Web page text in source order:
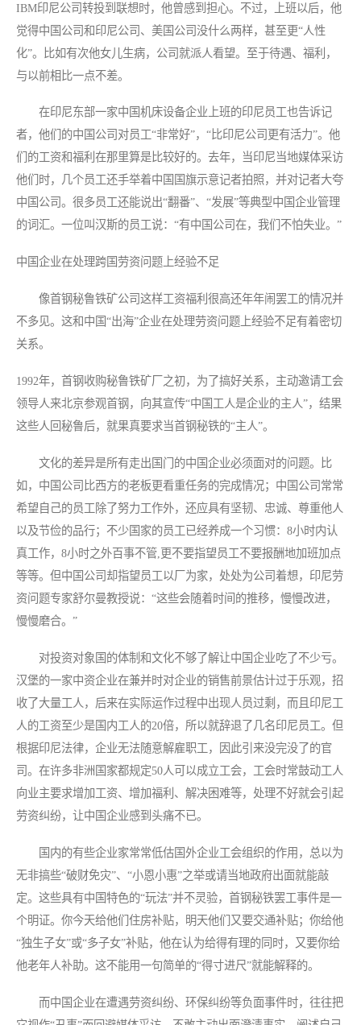
IBM印尼公司转投到联想时，他曾感到担心。不过，上班以后，他
觉得中国公司和印尼公司、美国公司没什么两样，甚至更“人性
化”。比如有次他女儿生病，公司就派人看望。至于待遇、福利，
与以前相比一点不差。
在印尼东部一家中国机床设备企业上班的印尼员工也告诉记
者，他们的中国公司对员工“非常好”，“比印尼公司更有活力”。他
们的工资和福利在那里算是比较好的。去年，当印尼当地媒体采访
他们时，几个员工还手举着中国国旗示意记者拍照，并对记者大夸
中国公司。很多员工还能说出“翻番”、“发展”等典型中国企业管理
的词汇。一位叫汉斯的员工说：“有中国公司在，我们不怕失业。”
中国企业在处理跨国劳资问题上经验不足
像首钢秘鲁铁矿公司这样工资福利很高还年年闹罢工的情况并
不多见。这和中国“出海”企业在处理劳资问题上经验不足有着密切
关系。
1992年，首钢收购秘鲁铁矿厂之初，为了搞好关系，主动邀请工会
领导人来北京参观首钢，向其宣传“中国工人是企业的主人”，结果
这些人回秘鲁后，就果真要求当首钢秘铁的“主人”。
文化的差异是所有走出国门的中国企业必须面对的问题。比
如，中国公司比西方的老板更看重任务的完成情况；中国公司常常
希望自己的员工除了努力工作外，还应具有坚韧、忠诚、尊重他人
以及节俭的品行；不少国家的员工已经养成一个习惯：8小时内认
真工作，8小时之外百事不管,更不要指望员工不要报酬地加班加点
等等。但中国公司却指望员工以厂为家，处处为公司着想，印尼劳
资问题专家舒尔曼教授说：“这些会随着时间的推移，慢慢改进，
慢慢磨合。”
对投资对象国的体制和文化不够了解让中国企业吃了不少亏。
汉堡的一家中资企业在兼并时对企业的销售前景估计过于乐观，招
收了大量工人，后来在实际运作过程中出现人员过剩，而且印尼工
人的工资至少是国内工人的20倍，所以就辞退了几名印尼员工。但
根据印尼法律，企业无法随意解雇职工，因此引来没完没了的官
司。在许多非洲国家都规定50人可以成立工会，工会时常鼓动工人
向业主要求增加工资、增加福利、解决困难等，处理不好就会引起
劳资纠纷，让中国企业感到头痛不已。
国内的有些企业家常常低估国外企业工会组织的作用，总以为
无非搞些“破财免灾”、“小恩小惠”之举或请当地政府出面就能敲
定。这些具有中国特色的“玩法”并不灵验，首钢秘铁罢工事件是一
个明证。你今天给他们住房补贴，明天他们又要交通补贴；你给他
“独生子女”或“多子女”补贴，他在认为给得有理的同时，又要你给
他老年人补助。这不能用一句简单的“得寸进尺”就能解释的。
而中国企业在遭遇劳资纠纷、环保纠纷等负面事件时，往往把